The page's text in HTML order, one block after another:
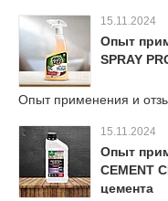
15.11.2024
Опыт
SPRAY
Опыт применения и
15.11.2024
Опыт
CEMENT
цемента